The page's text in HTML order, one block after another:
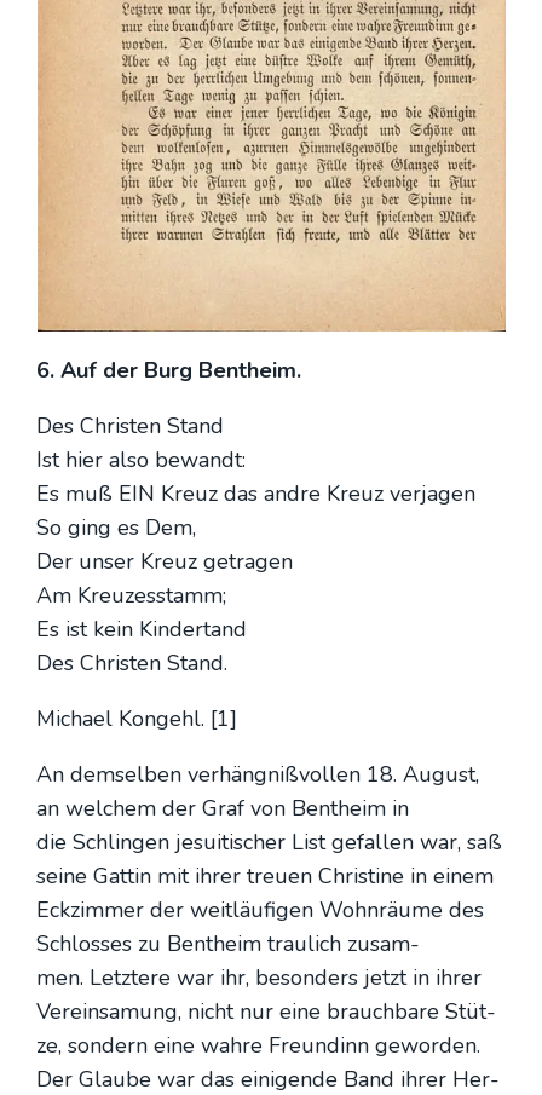
6. Auf der Burg Bent­heim.
Des Chris­ten Stand
Ist hier also bewandt:
Es muß EIN Kreuz das and­re Kreuz ver­ja­gen
So ging es Dem,
Der unser Kreuz getra­gen
Am Kreu­zes­stamm;
Es ist kein Kin­der­tand
Des Chris­ten Stand.
Micha­el Kon­gehl. [1]
An dem­sel­ben ver­häng­niß­vol­len 18. August,
an wel­chem der Graf von Bent­heim in
die Schlin­gen jesui­ti­scher List gefal­len war, saß
sei­ne Gat­tin mit ihrer treu­en Chris­ti­ne in einem
Eck­zim­mer der weit­läu­fi­gen Wohn­räu­me des
Schlos­ses zu Bent­heim trau­lich zusam­
men. Letz­te­re war ihr, beson­ders jetzt in ihrer
Ver­ein­sa­mung, nicht nur eine brauch­ba­re Stüt­
ze, son­dern eine wah­re Freun­dinn gewor­den.
Der Glau­be war das eini­gen­de Band ihrer Her­